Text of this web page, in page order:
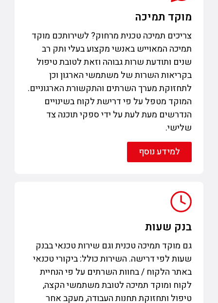
מוקד תמיכה
צריכים תמיכה טכנית מרחוק? לשירותכם מוקד
תמיכה המאוייש באנשי מקצוע בעלי ותק רב
שנים ותודעת שרות גבוהה וזאת לטובת טיפול
בקריאות השרות של משתמשי הארגון וכן
לתחזוקת מערך השרתים והתקשורת הארגוניים.
המוקד מטפל על פי דרישת לקוח בשינויים
הנדרשים מעת לעת על ידי ספקי תוכנה צד
שלישי.
למידע נוסף
בנק שעות
גם מוקד תמיכה טכנית וגם שירות טכנאי בבנק
שעות לפי דרישה. השירות כולל: ביקורי טכנאי
באתר הלקוח / בחוות השרתים על פי הנחיית
לקוח ומוקד תמיכה לטובת משתמשי הקצה,
טיפול ותחזוקת תחנות העבודה, מעקב אחר